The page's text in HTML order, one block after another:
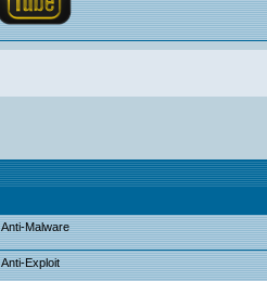
Malware
Exploit